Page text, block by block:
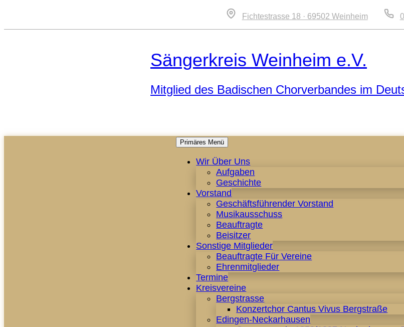
Fichtestrasse 18 · 69502 Weinheim
Sängerkreis Weinheim e.V.
Mitglied des Badischen Chorverbandes im
Primäres Menü Zum
springen
Wir Über Uns
Aufgaben
Geschichte
Vorstand
Geschäftsführender Vorstand
Musikausschuss
Beauftragte
Beisitzer
Sonstige Mitglieder
Beauftragte Für Vereine
Ehrenmitglieder
Termine
Kreisvereine
Bergstrasse
Konzertchor Cantus Vivus Bergstraße
Edingen-Neckarhausen